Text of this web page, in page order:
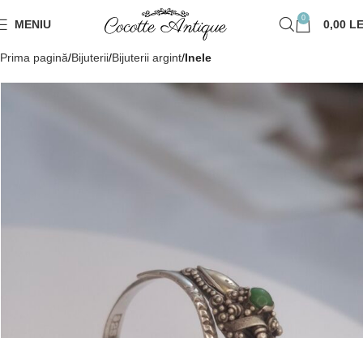
MENIU 0 0,00
Prima pagină Bijuterii Bijuterii argint Inele